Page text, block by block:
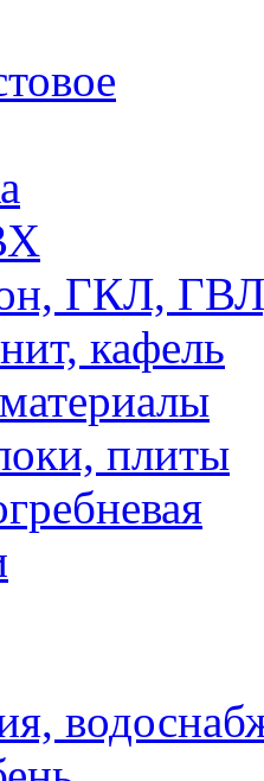
ГКЛ,
кафель
плиты